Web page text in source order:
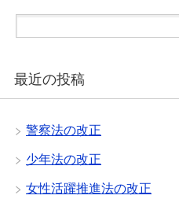
最近の投稿
警察法の改正
少年法の改正
女性活躍推進法の改正